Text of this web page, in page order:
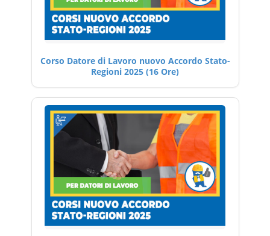
Corso Datore di Lavoro nuovo Accordo Stato-
Regioni 2025 (16 Ore)